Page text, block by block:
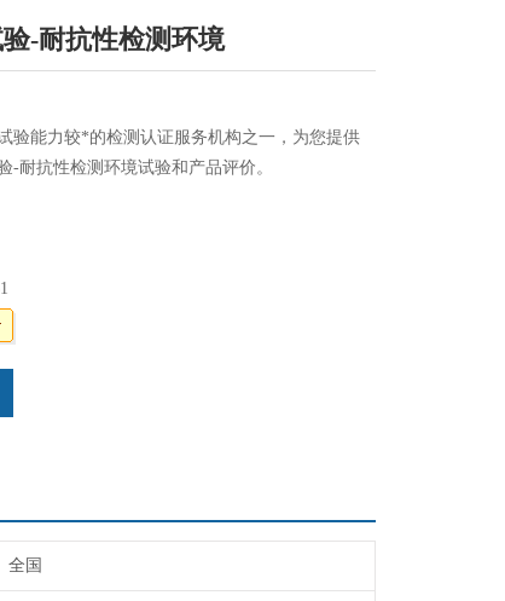
-耐抗性检测环境
验能力较*的检测认证服务机构之一，为您提供
-耐抗性检测环境试验和产品评价。
全国